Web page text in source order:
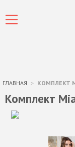
ГЛАВНАЯ КОМПЛЕКТ
Комплект